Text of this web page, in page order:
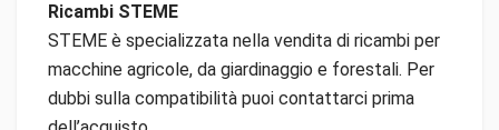
Ricambi STEME
STEME è specializzata nella vendita di ricambi per
macchine agricole, da giardinaggio e forestali. Per
dubbi sulla compatibilità puoi contattarci prima